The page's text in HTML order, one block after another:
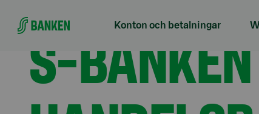
Konton och betalningar
S-Banken förvärvar
S-